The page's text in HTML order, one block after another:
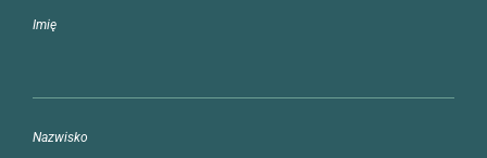
Imię
Nazwisko